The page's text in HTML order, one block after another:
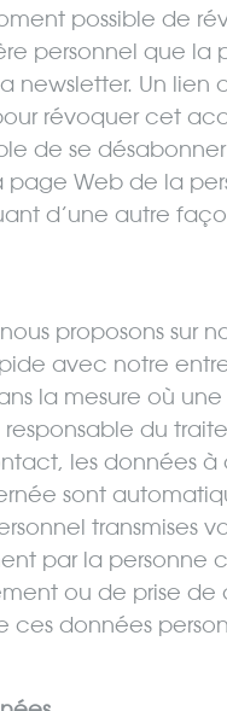
possible de
personnel que la
newsletter. Un lien
révoquer cet
de se
page Web de la
d’une autre
proposons sur
avec notre
la mesure où
du
les données
sont
transmises
par la personne
ou de prise
données